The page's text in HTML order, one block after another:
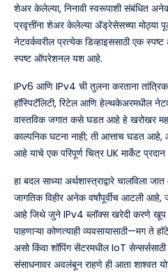
शेअर केलेल्या, निनावी स्वरूपाशी संबंधित
प्रवृत्तींना शेअर केलेल्या ॲड्रेसेसच्या मोठ्या
नेटवर्कवरील प्रत्येक डिव्हाइससाठी एक
स्पष्ट ऑपरेशनल यश आहे.
IPv6 आणि IPv4 ची तुलना करताना
हॉस्पिटॅलिटी, रिटेल आणि हेल्थकेअरमधील
वास्तविक जगात कसे घडत आहे हे खरोखर
काल्पनिक घटना नाही; ती आत्ताच घडत आहे,
आहे याचे एक परिपूर्ण चित्र UK मार्केट
हा बदल साध्या अर्थशास्त्राद्वारे
जागतिक विहीर अनेक वर्षांपूर्वीच आटली आहे,
आहे जिथे जुने IPv4 ब्लॉक्स खरेदी करणे खूप
पाहणाऱ्या कोणत्याही व्यवसायासाठी—मग ते
असो किंवा शॉपिंग सेंटरमधील IoT
संसाधनावर अवलंबून राहणे ही आता शाश्वत